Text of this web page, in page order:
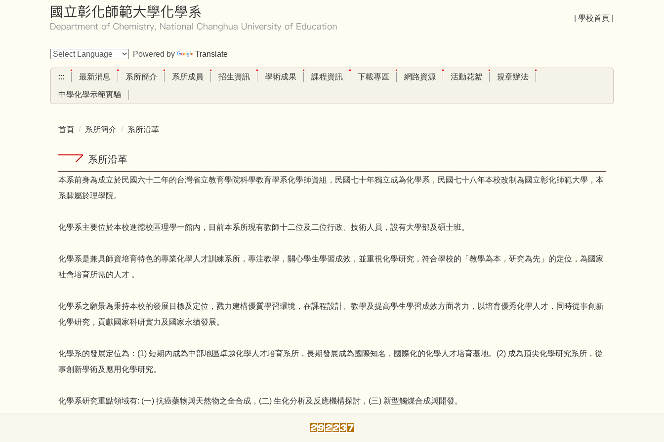
學校首頁
Powered by Translate
::: 最新消息 系所簡介 系所成員 招生資訊 學術成果 課程資訊 下載專區 網路資源 活動花絮 規章辦法
中學化學示範實驗
首頁 系所簡介 系所沿革
系所沿革
本系前身為成立於民國六十二年的台灣省立教育學院科學教育學系化學師資組，民國七十年獨立成為化學系，民國七十八年本校改制為國立彰化師範大學，本
系隸屬於理學院。
化學系主要位於本校進德校區理學一館內，目前本系所現有教師十二位及二位行政、技術人員，設有大學部及碩士班。
化學系是兼具師資培育特色的專業化學人才訓練系所，專注教學，關心學生學習成效，並重視化學研究，符合學校的「教學為本，研究為先」的定位，為國家
社會培育所需的人才 。
化學系之願景為秉持本校的發展目標及定位，戮力建構優質學習環境，在課程設計、教學及提高學生學習成效方面著力，以培育優秀化學人才，同時從事創新
化學研究，貢獻國家科研實力及國家永續發展。
化學系的發展定位為：(1) 短期內成為中部地區卓越化學人才培育系所，長期發展成為國際知名，國際化的化學人才培育基地。(2) 成為頂尖化學研究系所，從
事創新學術及應用化學研究。
化學系研究重點領域有: (一) 抗癌藥物與天然物之全合成，(二) 生化分析及反應機構探討，(三) 新型觸煤合成與開發。